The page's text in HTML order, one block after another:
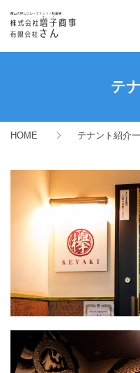
物件検索
業態から探す
ビル別でみる
ごあいさつ
企業理念
SDG’sの取り組み
出店・開業支援
オーナーの声
テ
HOME テナント紹介